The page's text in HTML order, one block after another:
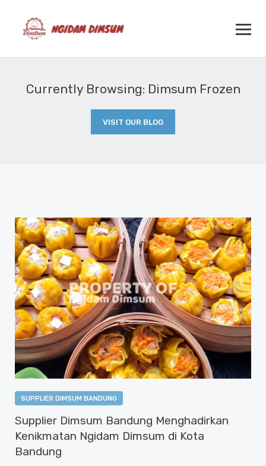
Currently Browsing: Dimsum Frozen
VISIT OUR BLOG
SUPPLIER DIMSUM BANDUNG
Supplier Dimsum Bandung Menghadirkan
Kenikmatan Ngidam Dimsum di Kota
Bandung